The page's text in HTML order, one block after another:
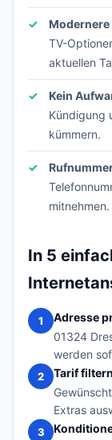
Modernere
TV-
aktuellen
Kein
Kündigung
kümmern.
mitnehmen.
In 5
1
Adresse
01324
werden
2
Tarif filtern
Extras
3